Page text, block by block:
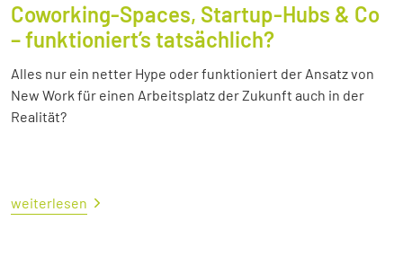
Coworking-Spaces, Startup-Hubs & Co
– funktioniert’s tatsächlich?
Alles nur ein netter Hype oder funktioniert der Ansatz von
New Work für einen Arbeitsplatz der Zukunft auch in der
Realität?
weiterlesen